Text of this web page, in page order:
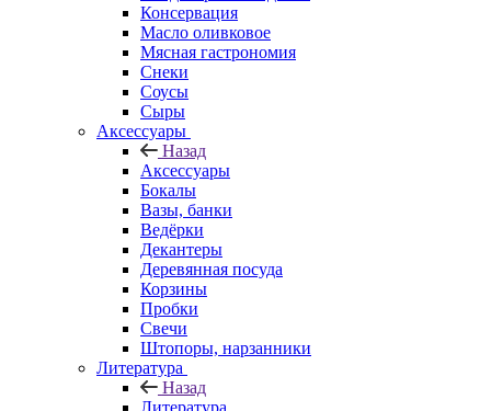
Консервация
Масло оливковое
Мясная гастрономия
Снеки
Соусы
Сыры
Аксессуары
Назад
Аксессуары
Бокалы
Вазы, банки
Ведёрки
Декантеры
Деревянная посуда
Корзины
Пробки
Свечи
Штопоры, нарзанники
Литература
Назад
Литература